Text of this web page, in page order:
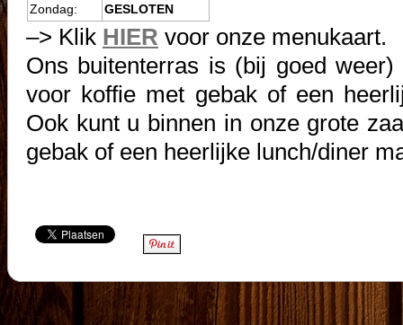
Zondag:
GESLOTEN
–> Klik HIER voor onze menukaart.
Ons buitenterras is (bij goed
voor koffie met gebak of een
Ook kunt u binnen in onze grote
gebak of een heerlijke lunch/diner